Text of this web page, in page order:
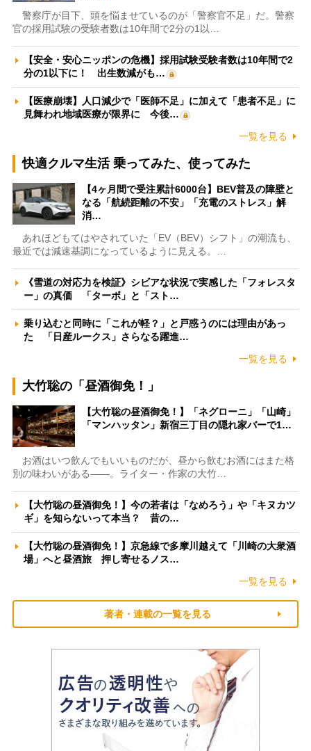
警察庁が目下、頭を悩ませているのが「警察官不足」だ。警察
官の採用試験の受験者数は10年間で2分の1以…
【安全・安心ニッポンの危機】採用試験受験者数は10年間で2
分の1以下に！ 出生数減がも…
【医療崩壊】人口減少で「医師不足」に加えて「患者不足」に
見舞われ地域医療が限界に 今後…
一覧を見る
快適クルマ生活 乗ってみた、使ってみた
【4ヶ月間で受注累計6000台】BEV普及の障壁と
なる「航続距離の不安」「充電のストレス」解
消…
あれほどもてはやされていた「EV（BEV）シフト」の潮流も、
最近では減速基調になっているように見える。…
《雪道の対応力を検証》シビアな状況で実感した「フォレスタ
ー」の真価 「ターボ」と「スト…
乗り込むと同時に「これが軽？」と戸惑うのには理由があっ
た 「日産ルークス」さらなる躍進…
一覧を見る
大竹聡の「昼酒御免！」
【大竹聡の昼酒御免！】「ネグローニ」「山崎」
「マンハッタン」新宿三丁目の隠れ家バーで1…
お酒はいつ飲んでもいいものだが、昼から飲むお酒にはまた格
別の味わいがある――。ライター・作家の大竹…
【大竹聡の昼酒御免！】今の若者は「なめろう」や「キヌカツ
ギ」を知らないって本当？ 昔の…
【大竹聡の昼酒御免！】京急線で多摩川越えて「川崎の大衆酒
場」へと昼酒旅 押し寄せるノス…
一覧を見る
著者・連載の一覧を見る